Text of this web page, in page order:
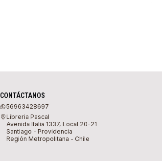
CONTÁCTANOS
56963428697
Libreria Pascal
Avenida Italia 1337, Local 20-21
Santiago - Providencia
Región Metropolitana - Chile